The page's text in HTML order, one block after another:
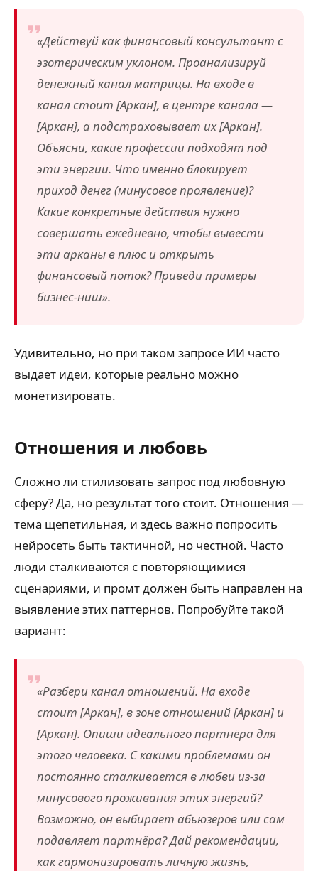
«Действуй как финансовый консультант с
эзотерическим уклоном. Проанализируй
денежный канал матрицы. На входе в
канал стоит [Аркан], в центре канала —
[Аркан], а подстраховывает их [Аркан].
Объясни, какие профессии подходят под
эти энергии. Что именно блокирует
приход денег (минусовое проявление)?
Какие конкретные действия нужно
совершать ежедневно, чтобы вывести
эти арканы в плюс и открыть
финансовый поток? Приведи примеры
бизнес-ниш».
Удивительно, но при таком запросе ИИ часто
выдает идеи, которые реально можно
монетизировать.
Отношения и любовь
Сложно ли стилизовать запрос под любовную
сферу? Да, но результат того стоит. Отношения —
тема щепетильная, и здесь важно попросить
нейросеть быть тактичной, но честной. Часто
люди сталкиваются с повторяющимися
сценариями, и промт должен быть направлен на
выявление этих паттернов. Попробуйте такой
вариант:
«Разбери канал отношений. На входе
стоит [Аркан], в зоне отношений [Аркан] и
[Аркан]. Опиши идеального партнёра для
этого человека. С какими проблемами он
постоянно сталкивается в любви из-за
минусового проживания этих энергий?
Возможно, он выбирает абьюзеров или сам
подавляет партнёра? Дай рекомендации,
как гармонизировать личную жизнь,